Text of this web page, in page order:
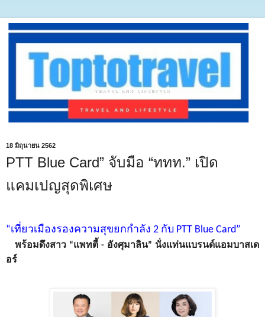
18 มิถุนายน 2562
PTT Blue Card” จับมือ “ททท.” เปิด
แคมเปญสุดพิเศษ
“เที่ยวเมืองรองความสุขยกกำลัง 2 กับ PTT Blue Card”
พร้อมดึงสาว “แพทตี้ - อังศุมาลิน” นั่งแท่นแบรนด์แอมบาสเด
อร์